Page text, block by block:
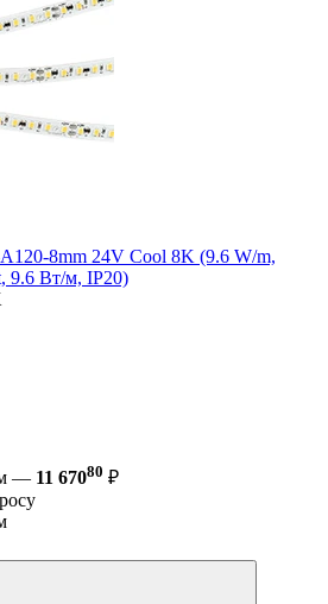
8mm 24V Cool 8K (9.6 W/m,
9.6 Вт/м, IP20)
м — 11 67080 ₽